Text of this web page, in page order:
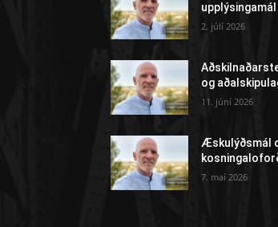
upplýsingamál
2. júlí 2026
og
11. júní 2026
Æskulýðsmál
7. maí 2026